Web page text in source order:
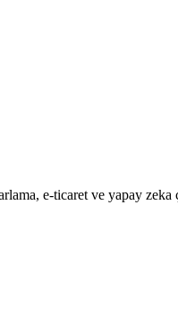
e-ticaret ve yapay